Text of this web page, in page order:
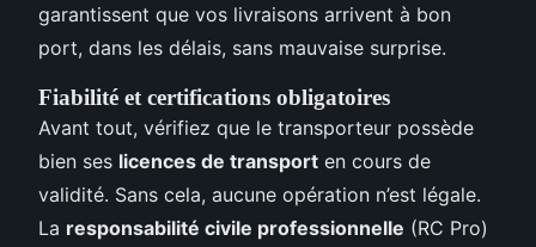
garantissent que vos livraisons arrivent à bon
port, dans les délais, sans mauvaise surprise.
Fiabilité et certifications obligatoires
Avant tout, vérifiez que le transporteur possède
bien ses licences de transport en cours de
validité. Sans cela, aucune opération n’est légale.
La responsabilité civile professionnelle (RC Pro)